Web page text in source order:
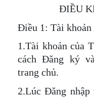
ĐIỀU
Điều 1: Tài khoản
1.Tài khoản của
cách Đăng ký
trang chủ.
2.Lúc Đăng nhập